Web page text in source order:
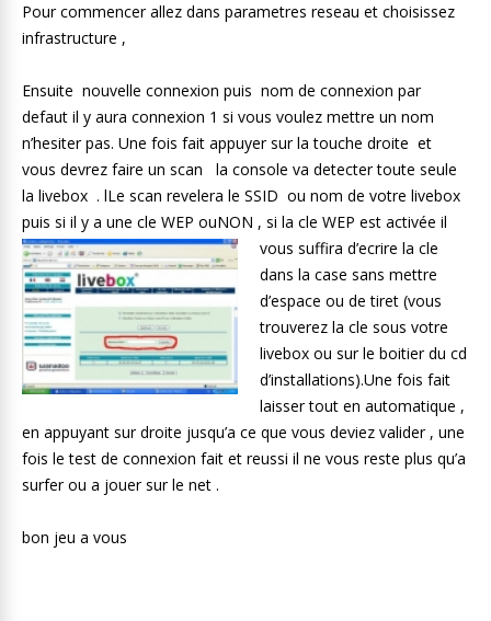
Pour commencer allez dans parametres reseau et choisissez
infrastructure ,
Ensuite nouvelle connexion puis nom de connexion par
defaut il y aura connexion 1 si vous voulez mettre un nom
n’hesiter pas. Une fois fait appuyer sur la touche droite et
vous devrez faire un scan la console va detecter toute seule
la livebox . lLe scan revelera le SSID ou nom de votre livebox
puis si il y a une cle WEP ouNON , si la cle WEP est activée il
vous suffira d’ecrire la cle
dans la case sans mettre
d’espace ou de tiret (vous
trouverez la cle sous votre
livebox ou sur le boitier du cd
d’installations).Une fois fait
laisser tout en automatique ,
en appuyant sur droite jusqu’a ce que vous deviez valider , une
fois le test de connexion fait et reussi il ne vous reste plus qu’a
surfer ou a jouer sur le net .
bon jeu a vous